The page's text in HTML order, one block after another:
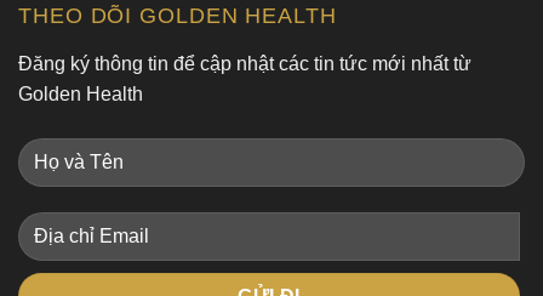
THEO DÕI GOLDEN HEALTH
Đăng ký thông tin để cập nhật các tin tức mới nhất từ
Golden Health